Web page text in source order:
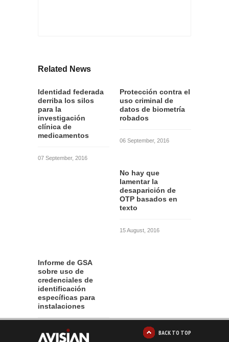
Related News
Identidad federada
derriba los silos
para la
investigación
clínica de
medicamentos
07 September, 2016
Protección contra el
uso criminal de
datos de biometría
robados
06 September, 2016
No hay que
lamentar la
desaparición de
OTP basados en
texto
15 August, 2016
Informe de GSA
sobre uso de
credenciales de
identificación
específicas para
instalaciones
12 August, 2016 BACK TO TOP